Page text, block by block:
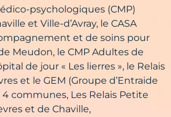
psychologiques (CMP)
et Ville-d’Avray, le CASA
et de soins pour
Meudon, le CMP Adultes de
de jour « Les lierres », le Relais
et le GEM (Groupe d’Entraide
communes, Les Relais Petite
et de Chaville,